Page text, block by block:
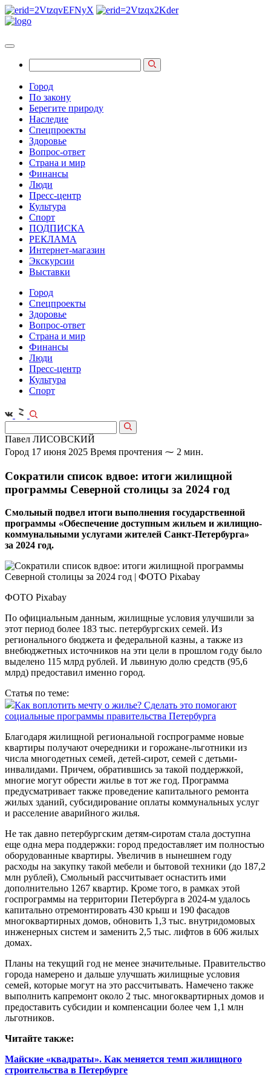
Город
По закону
Берегите природу
Наследие
Спецпроекты
Здоровье
Вопрос-ответ
Страна и мир
Финансы
Люди
Пресс-центр
Культура
Спорт
ПОДПИСКА
РЕКЛАМА
Интернет-магазин
Экскурсии
Выставки
Город
Спецпроекты
Здоровье
Вопрос-ответ
Страна и мир
Финансы
Люди
Пресс-центр
Культура
Спорт
Павел ЛИСОВСКИЙ
Город 17 июня 2025 Время прочтения ⁓ 2 мин.
Сократили список вдвое: итоги жилищной
программы Северной столицы за 2024 год
Смольный подвел итоги выполнения государственной
программы «Обеспечение доступным жильем и жилищно-
коммунальными услугами жителей Санкт-Петербурга»
за 2024 год.
ФОТО Pixabay
По официальным данным, жилищные условия улучшили за
этот период более 183 тыс. петербургских семей. Из
регионального бюджета и федеральной казны, а также из
внебюджетных источников на эти цели в прошлом году было
выделено 115 млрд рублей. И львиную долю средств (95,6
млрд) предоставил именно город.
Статья по теме:
Как воплотить мечту о жилье? Сделать это помогают
социальные программы правительства Петербурга
Благодаря жилищной региональной госпрограмме новые
квартиры получают очередники и горожане-льготники из
числа многодетных семей, детей-сирот, семей с детьми-
инвалидами. Причем, обратившись за такой поддержкой,
многие могут обрести жилье в тот же год. Программа
предусматривает также проведение капитального ремонта
жилых зданий, субсидирование оплаты коммунальных услуг
и расселение аварийного жилья.
Не так давно петербургским детям-сиротам стала доступна
еще одна мера поддержки: город предоставляет им полностью
оборудованные квартиры. Увеличив в нынешнем году
расходы на закупку такой мебели и бытовой техники (до 187,2
млн рублей), Смольный рассчитывает оснастить ими
дополнительно 1267 квартир. Кроме того, в рамках этой
госпрограммы на территории Петербурга в 2024‑м удалось
капитально отремонтировать 430 крыш и 190 фасадов
многоквартирных домов, обновить 1,3 тыс. внутридомовых
инженерных систем и заменить 2,5 тыс. лифтов в 606 жилых
домах.
Планы на текущий год не менее значительные. Правительство
города намерено и дальше улучшать жилищные условия
семей, которые могут на это рассчитывать. Намечено также
выполнить капремонт около 2 тыс. многоквартирных домов и
предоставить субсидии и компенсации более чем 1,1 млн
льготников.
Читайте также:
Майские «квадраты». Как меняется темп жилищного
строительства в Петербурге